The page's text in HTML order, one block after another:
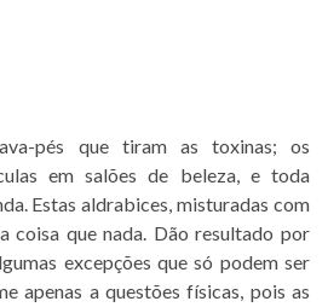
pés que tiram as toxinas; os
em salões de beleza, e toda
Estas aldrabices, misturadas com
coisa que nada. Dão resultado por
excepções que só podem ser
apenas a questões físicas, pois as